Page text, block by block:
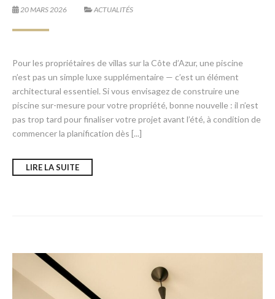
20 MARS 2026 ACTUALITÉS
Pour les propriétaires de villas sur la Côte d’Azur, une piscine
n’est pas un simple luxe supplémentaire — c’est un élément
architectural essentiel. Si vous envisagez de construire une
piscine sur-mesure pour votre propriété, bonne nouvelle : il n’est
pas trop tard pour finaliser votre projet avant l’été, à condition de
commencer la planification dès [...]
LIRE LA SUITE